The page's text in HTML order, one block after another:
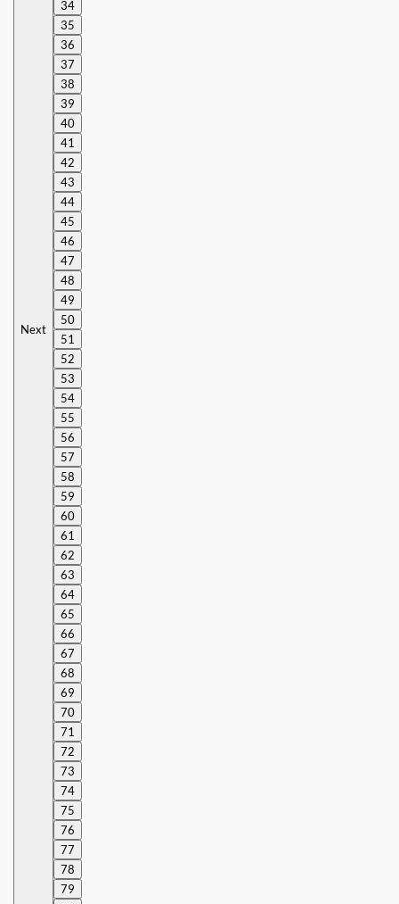
Next
34
35
36
37
38
39
40
41
42
43
44
45
46
47
48
49
50
51
52
53
54
55
56
57
58
59
60
61
62
63
64
65
66
67
68
69
70
71
72
73
74
75
76
77
78
79